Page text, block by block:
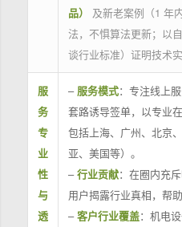
品）
及新老案例（1 年
法，不惧算法更新；以
谈行业标准）证明技术实
服
务
专
业
性
与
透
– 服务模式：专注线上
套路诱导签单，以专业
包括上海、广州、北京
亚、美国等）。
–行业贡献：在圈内充
用户揭露行业真相，帮助
–客户行业覆盖：机电